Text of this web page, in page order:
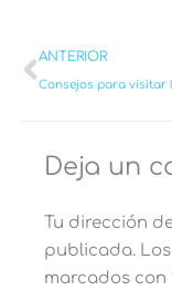
Ant
ANTERIOR
Deja un
Tu dirección
publicada.
marcados con